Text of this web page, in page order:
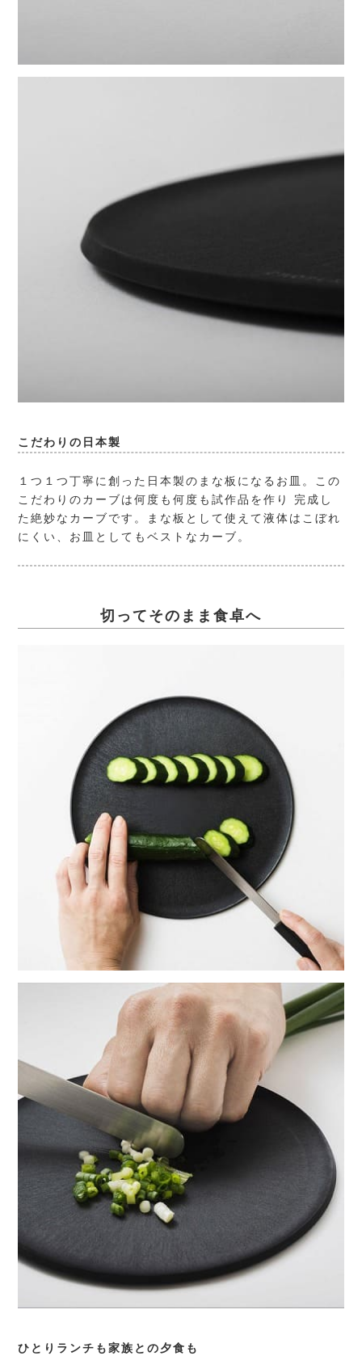
こだわりの日本製
１つ１つ丁寧に創った日本製のまな板になるお皿。この
こだわりのカーブは何度も何度も試作品を作り 完成し
た絶妙なカーブです。まな板として使えて液体はこぼれ
にくい、お皿としてもベストなカーブ。
切ってそのまま食卓へ
ひとりランチも家族との夕食も